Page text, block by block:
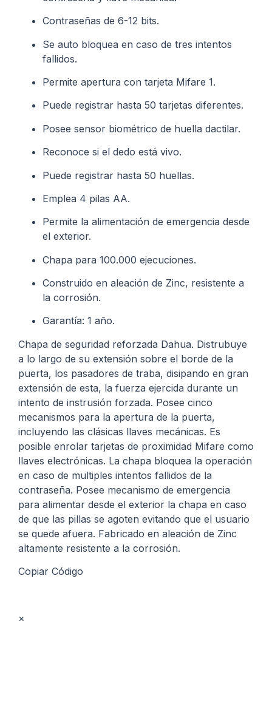
Contraseñas de 6-12 bits.
Se auto bloquea en caso de tres intentos
fallidos.
Permite apertura con tarjeta Mifare 1.
Puede registrar hasta 50 tarjetas diferentes.
Posee sensor biométrico de huella dactilar.
Reconoce si el dedo está vivo.
Puede registrar hasta 50 huellas.
Emplea 4 pilas AA.
Permite la alimentación de emergencia desde
el exterior.
Chapa para 100.000 ejecuciones.
Construido en aleación de Zinc, resistente a
la corrosión.
Garantía: 1 año.
Chapa de seguridad reforzada Dahua. Distrubuye
a lo largo de su extensión sobre el borde de la
puerta, los pasadores de traba, disipando en gran
extensión de esta, la fuerza ejercida durante un
intento de instrusión forzada. Posee cinco
mecanismos para la apertura de la puerta,
incluyendo las clásicas llaves mecánicas. Es
posible enrolar tarjetas de proximidad Mifare como
llaves electrónicas. La chapa bloquea la operación
en caso de multiples intentos fallidos de la
contraseña. Posee mecanismo de emergencia
para alimentar desde el exterior la chapa en caso
de que las pillas se agoten evitando que el usuario
se quede afuera. Fabricado en aleación de Zinc
altamente resistente a la corrosión.
Copiar Código
×